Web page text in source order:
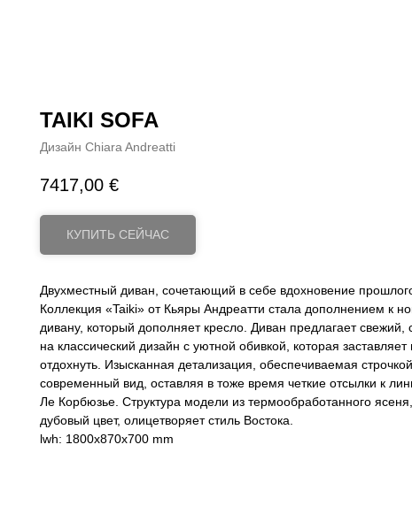
TAIKI SOFA
Дизайн Chiara Andreatti
7417,00 €
КУПИТЬ СЕЙЧАС
Двухместный диван, сочетающий в себе вдохновение
Коллекция «Taiki» от Кьяры Андреатти стала дополнением к
дивану, который дополняет кресло. Диван предлагает свежий,
на классический дизайн с уютной обивкой, которая заставляет
отдохнуть. Изысканная детализация, обеспечиваемая
современный вид, оставляя в тоже время четкие отсылки к
Ле Корбюзье. Структура модели из термообработанного
дубовый цвет, олицетворяет стиль Востока.
lwh: 1800x870x700 mm